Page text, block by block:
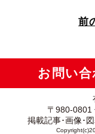
前
お問い
〒980-0801
掲載記事･画像･